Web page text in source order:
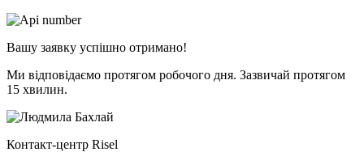
Вашу заявку успішно отримано!
Ми відповідаємо протягом робочого дня. Зазвичай протягом
15 хвилин.
Контакт-центр Risel